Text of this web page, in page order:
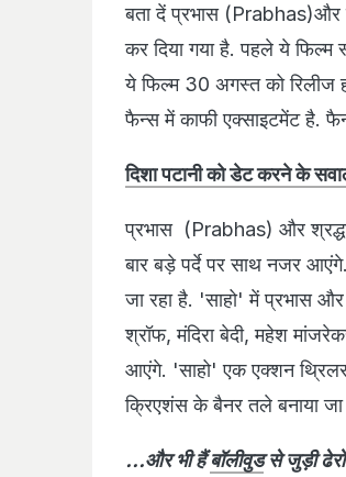
बता दें प्रभास (Prabhas)और
कर दिया गया है. पहले ये फिल्म
ये फिल्म 30 अगस्त को रिलीज
फैन्स में काफी एक्साइटमेंट है.
दिशा पटानी को डेट करने के
प्रभास (Prabhas) और
बार बड़े पर्दे पर साथ नजर
जा रहा है. 'साहो' में प्रभास
श्रॉफ, मंदिरा बेदी, महेश
आएंगे. 'साहो' एक एक्शन
क्रिएशंस के बैनर तले बनाया जा
...और भी हैंबॉलीवुडसे जुड़ी